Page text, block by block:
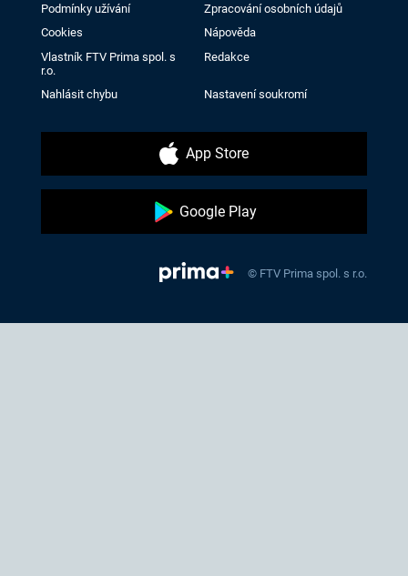
Podmínky užívání
Zpracování osobních údajů
Cookies
Nápověda
Vlastník FTV Prima spol. s
r.o.
Redakce
Nahlásit chybu Nastavení soukromí
App Store
Google Play
© FTV Prima spol. s r.o.